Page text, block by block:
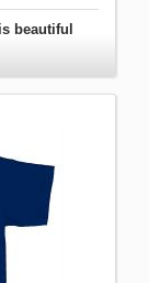
beautiful